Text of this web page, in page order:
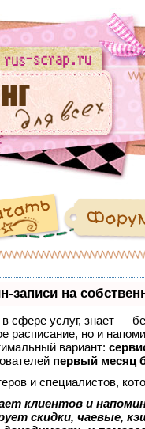
записи на
в сфере услуг, знает —
расписание, но и
вариант:
первый месяц
и специалистов,
клиентов и
скидки, чаевые,